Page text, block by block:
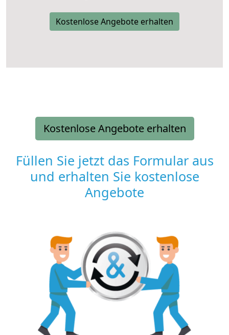
Kostenlose Angebote erhalten
Kostenlose Angebote erhalten
Füllen Sie jetzt das Formular aus
und erhalten Sie kostenlose
Angebote